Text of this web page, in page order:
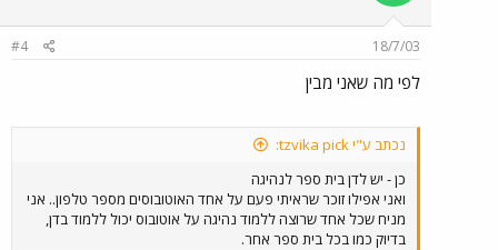
18/7/03
#4
לפי מה שאני מבין
נכתב ע"י tzvika pick:
כן - יש לדן בית ספר לנהיגה
ואני אפילו זוכר שראיתי פעם על אחד האוטובוסים מספר טלפון.. אני
מניח שכל אחד שרוצה ללמוד נהיגה על אוטובוס יכול ללמוד בדן,
בדיוק כמו בכל בית ספר אחר.